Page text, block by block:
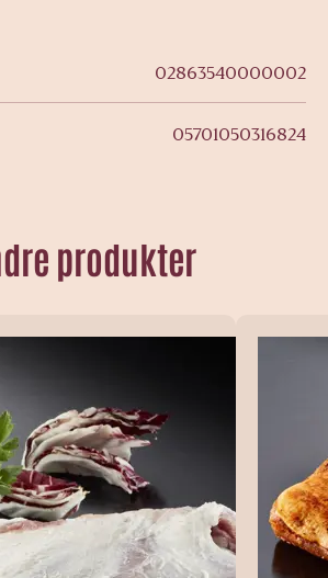
02863540000002
05701050316824
produkter